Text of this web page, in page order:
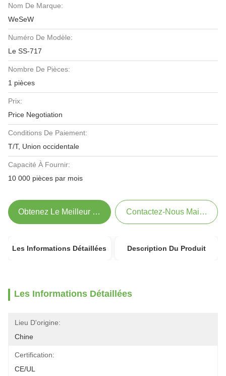
Nom De Marque:
WeSeW
Numéro De Modèle:
Le SS-717
Nombre De Pièces:
1 pièces
Prix:
Price Negotiation
Conditions De Paiement:
T/T, Union occidentale
Capacité À Fournir:
10 000 pièces par mois
Obtenez Le Meilleur Prix Contactez-Nous Maintenant
Les Informations Détaillées Description Du Produit
Les Informations Détaillées
Lieu D'origine:
Chine
Certification:
CE/UL